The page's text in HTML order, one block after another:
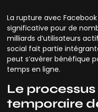
La rupture avec
significative pour de
milliards d’utilisateurs
social fait partie
peut s’avérer bénéfique
temps en ligne.
Le
temporaire